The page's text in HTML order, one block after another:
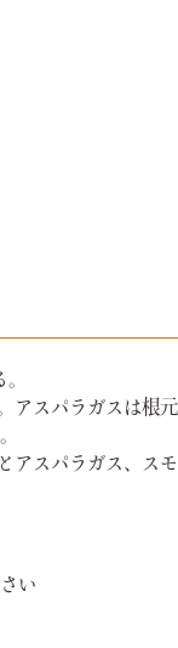
スパラガスは根
スパラガス、ス
い